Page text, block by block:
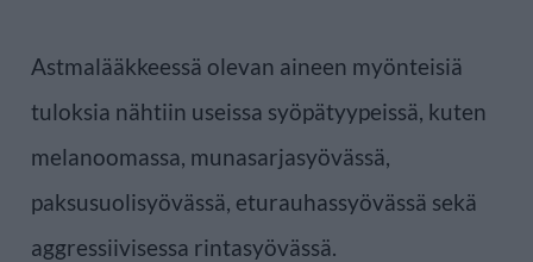
Astmalääkkeessä olevan aineen myönteisiä
tuloksia nähtiin useissa syöpätyypeissä, kuten
melanoomassa, munasarjasyövässä,
paksusuolisyövässä, eturauhassyövässä sekä
aggressiivisessa rintasyövässä.